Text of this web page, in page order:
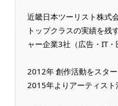
近畿日本ツーリスト株式
トップクラスの実績を残
ャー企業3社（広告・IT
2012年 創作活動をスター
2015年よりアーティスト